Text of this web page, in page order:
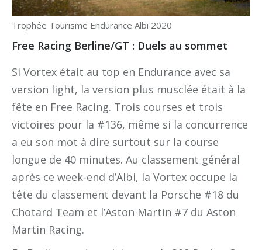
Trophée Tourisme Endurance Albi 2020
Free Racing Berline/GT : Duels au sommet
Si Vortex était au top en Endurance avec sa
version light, la version plus musclée était à la
fête en Free Racing. Trois courses et trois
victoires pour la #136, même si la concurrence
a eu son mot à dire surtout sur la course
longue de 40 minutes. Au classement général
après ce week-end d’Albi, la Vortex occupe la
tête du classement devant la Porsche #18 du
Chotard Team et l’Aston Martin #7 du Aston
Martin Racing.